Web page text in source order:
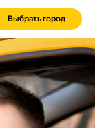
Выбрать город